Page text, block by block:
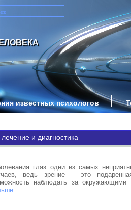
известных психологов
и диагностика
глаз одни из самых
ведь зрение – это
наблюдать за